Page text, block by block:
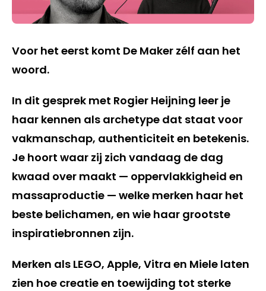
Voor het eerst komt De Maker zélf aan het
woord.
In dit gesprek met Rogier Heijning leer je
haar kennen als archetype dat staat voor
vakmanschap, authenticiteit en betekenis.
Je hoort waar zij zich vandaag de dag
kwaad over maakt — oppervlakkigheid en
massaproductie — welke merken haar het
beste belichamen, en wie haar grootste
inspiratiebronnen zijn.
Merken als LEGO, Apple, Vitra en Miele laten
zien hoe creatie en toewijding tot sterke